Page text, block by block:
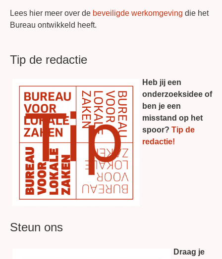
Lees hier meer over de beveiligde werkomgeving die het
Bureau ontwikkeld heeft.
Tip de redactie
Heb jij een
onderzoeksidee of
ben je een
misstand op het
spoor? Tip de
redactie!
Steun ons
Draag je